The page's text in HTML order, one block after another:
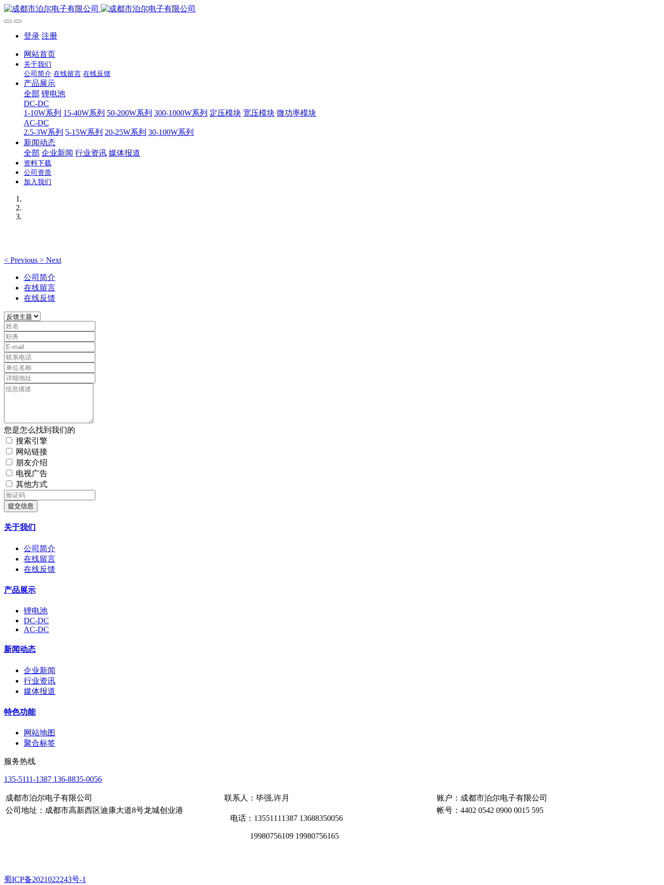
登录 注册
网站首页
关于我们
公司简介 在线留言 在线反馈
产品展示
全部 锂电池
DC-DC
1-10W系列 15-40W系列 50-200W系列 300-1000W系列 定压模块 宽压模块 微功率模块
AC-DC
2.5-3W系列 5-15W系列 20-25W系列 30-100W系列
新闻动态
全部 企业新闻 行业资讯 媒体报道
资料下载
公司资质
加入我们
< Previous > Next
公司简介
在线留言
在线反馈
您是怎么找到我们的
搜索引擎
网站链接
朋友介绍
电视广告
其他方式
提交信息
关于我们
公司简介
在线留言
在线反馈
产品展示
锂电池
DC-DC
AC-DC
新闻动态
企业新闻
行业资讯
媒体报道
特色功能
网站地图
聚合标签
服务热线
135-5111-1387 136-8835-0056
成都市泊尔电子有限公司 联系人：毕强,许月
账户：成都市泊尔电子有限公司
公司地址：成都市高新西区迪康大道8号龙城创业港
电话：13551111387 13688350056
19980756109 19980756165
帐号：4402 0542 0900 0015 595
蜀ICP备2021022243号-1